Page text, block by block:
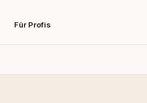
Für Profis